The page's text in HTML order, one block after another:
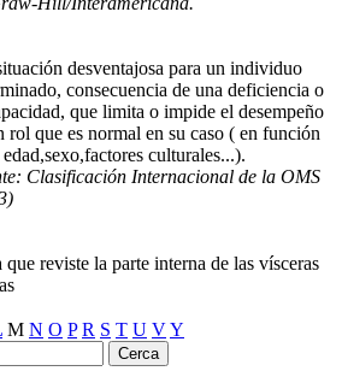
desventajosa para un individuo
consecuencia de una deficiencia o
que limita o impide el desempeño
rol que es normal en su caso ( en función
culturales...).
Clasificación Internacional de la OMS
que reviste la parte interna de las vísceras
M N O P R S T U VY
Cerca